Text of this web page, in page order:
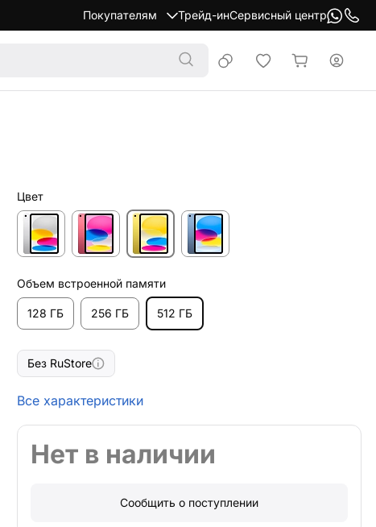
Покупателям Трейд-инСервисный центр
128 ГБ 256 ГБ
Все характеристики
Нет в наличии